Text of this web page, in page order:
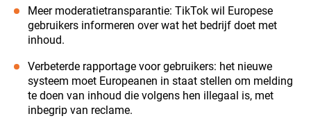
Meer moderatietransparantie: TikTok wil Europese
gebruikers informeren over wat het bedrijf doet met
inhoud.
Verbeterde rapportage voor gebruikers: het nieuwe
systeem moet Europeanen in staat stellen om melding
te doen van inhoud die volgens hen illegaal is, met
inbegrip van reclame.